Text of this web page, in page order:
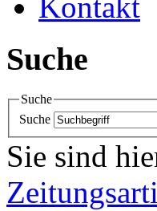
Suche
Suche
Suche
Sie sind